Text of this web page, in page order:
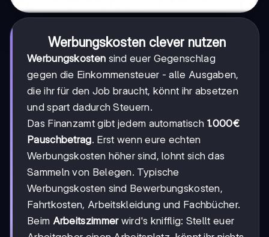
Werbungskosten clever nutzen
Werbungskosten sind euer Gegenschlag
gegen die Einkommensteuer - alle Ausgaben,
die ihr für den Job braucht, könnt ihr absetzen
und spart dadurch Steuern.
Das Finanzamt gibt jedem automatisch 1.000€
Pauschbetrag. Erst wenn eure echten
Werbungskosten höher sind, lohnt sich das
Sammeln von Belegen. Typische
Werbungskosten sind Bewerbungskosten,
Fahrtkosten, Arbeitskleidung und Fachbücher.
Beim Arbeitszimmerwird's knifflig: Stellt euer